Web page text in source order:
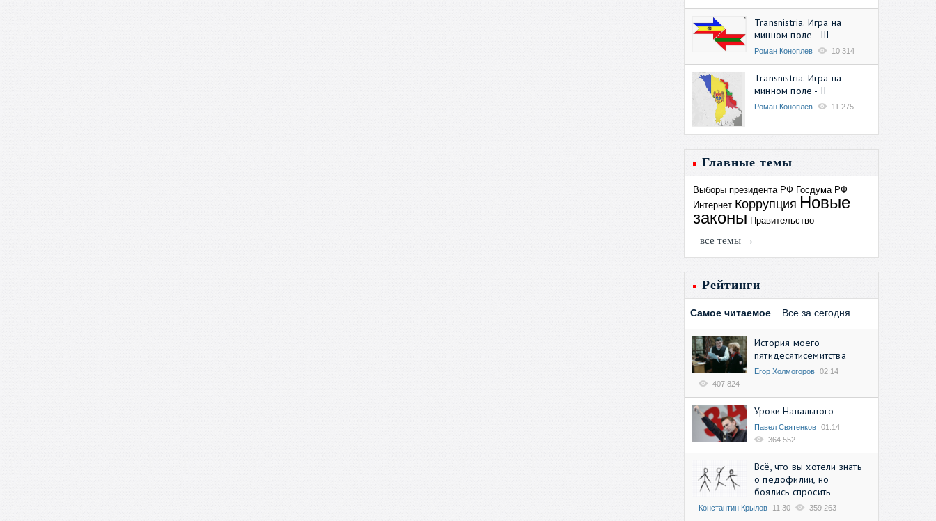
Transnistria. Игра на
минном поле - III
Роман Коноплев 10 314
Transnistria. Игра на
минном поле - II
Роман Коноплев 11 275
Главные темы
Выборы президента РФ Госдума РФ
Интернет Коррупция Новые
законы Правительство
все темы →
Рейтинги
Самое читаемое Все за сегодня
История моего
пятидесятисемитства
Егор Холмогоров 02:14
407 824
Уроки Навального
Павел Святенков 01:14
364 552
Всё, что вы хотели знать
о педофилии, но
боялись спросить
Константин Крылов 11:30 359 263